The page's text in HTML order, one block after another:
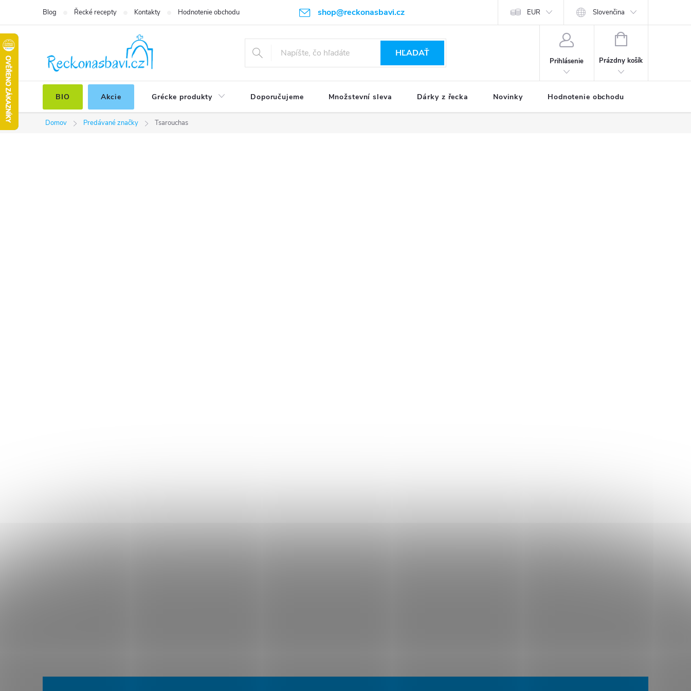
obsah
shop@reckonasbavi.cz
Blog Řecké recepty Kontakty Hodnotenie obchodu Podmienky ochrany osobných údajov Obchodné podmienky Predávané značky Prihlásenie affiliate partnera
EUR Slovenčina
HĽADAŤ
Prihlásenie
NÁKUPNÝ
Prázdny košík
BIO Akcie Grécke produkty Doporučujeme Množstevní sleva Dárky z řecka Novinky Hodnotenie obchodu
Domov Predávané značky Tsarouchas